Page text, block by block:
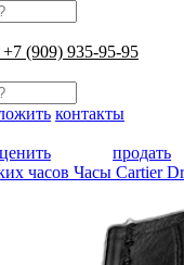
+7 (909) 935-95-95
контакты
продать
часов Часы Cartier